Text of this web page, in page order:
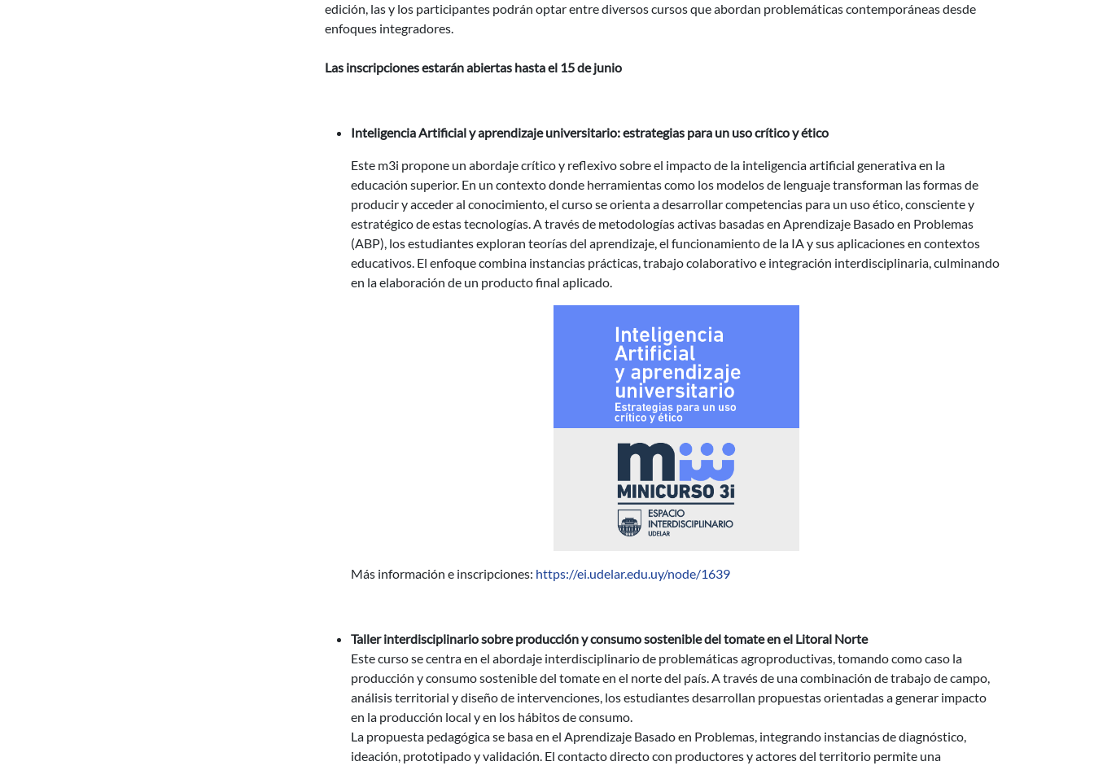
edición, las y los participantes podrán optar entre diversos cursos que abordan problemáticas contemporáneas desde
enfoques integradores.
Las inscripciones estarán abiertas hasta el 15 de junio
Inteligencia Artificial y aprendizaje universitario: estrategias para un uso crítico y ético
Este m3i propone un abordaje crítico y reflexivo sobre el impacto de la inteligencia artificial generativa en la
educación superior. En un contexto donde herramientas como los modelos de lenguaje transforman las formas de
producir y acceder al conocimiento, el curso se orienta a desarrollar competencias para un uso ético, consciente y
estratégico de estas tecnologías. A través de metodologías activas basadas en Aprendizaje Basado en Problemas
(ABP), los estudiantes exploran teorías del aprendizaje, el funcionamiento de la IA y sus aplicaciones en contextos
educativos. El enfoque combina instancias prácticas, trabajo colaborativo e integración interdisciplinaria, culminando
en la elaboración de un producto final aplicado.
Más información e inscripciones: https://ei.udelar.edu.uy/node/1639
Taller interdisciplinario sobre producción y consumo sostenible del tomate en el Litoral Norte
Este curso se centra en el abordaje interdisciplinario de problemáticas agroproductivas, tomando como caso la
producción y consumo sostenible del tomate en el norte del país. A través de una combinación de trabajo de campo,
análisis territorial y diseño de intervenciones, los estudiantes desarrollan propuestas orientadas a generar impacto
en la producción local y en los hábitos de consumo.
La propuesta pedagógica se basa en el Aprendizaje Basado en Problemas, integrando instancias de diagnóstico,
ideación, prototipado y validación. El contacto directo con productores y actores del territorio permite una